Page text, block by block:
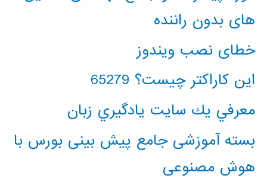
های بدون راننده
خطای نصب ویندوز
این کاراکتر چیست؟ 65279
معرفي يك سايت يادگيري زبان
بسته آموزشی جامع پیش بینی بورس با
هوش مصنوعی